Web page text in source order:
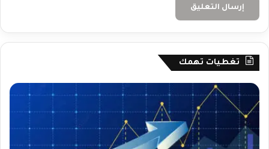
تغطيات تهمك